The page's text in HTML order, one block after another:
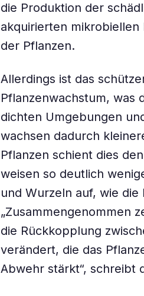
die Produktion der
akquirierten
der Pflanzen.
Allerdings ist das
Pflanzenwachstum, was
dichten Umgebungen
wachsen dadurch
Pflanzen schient dies
weisen so deutlich
und Wurzeln auf, wie
„Zusammengenommen
die Rückkopplung
verändert, die das
Abwehr stärkt“, schreibt